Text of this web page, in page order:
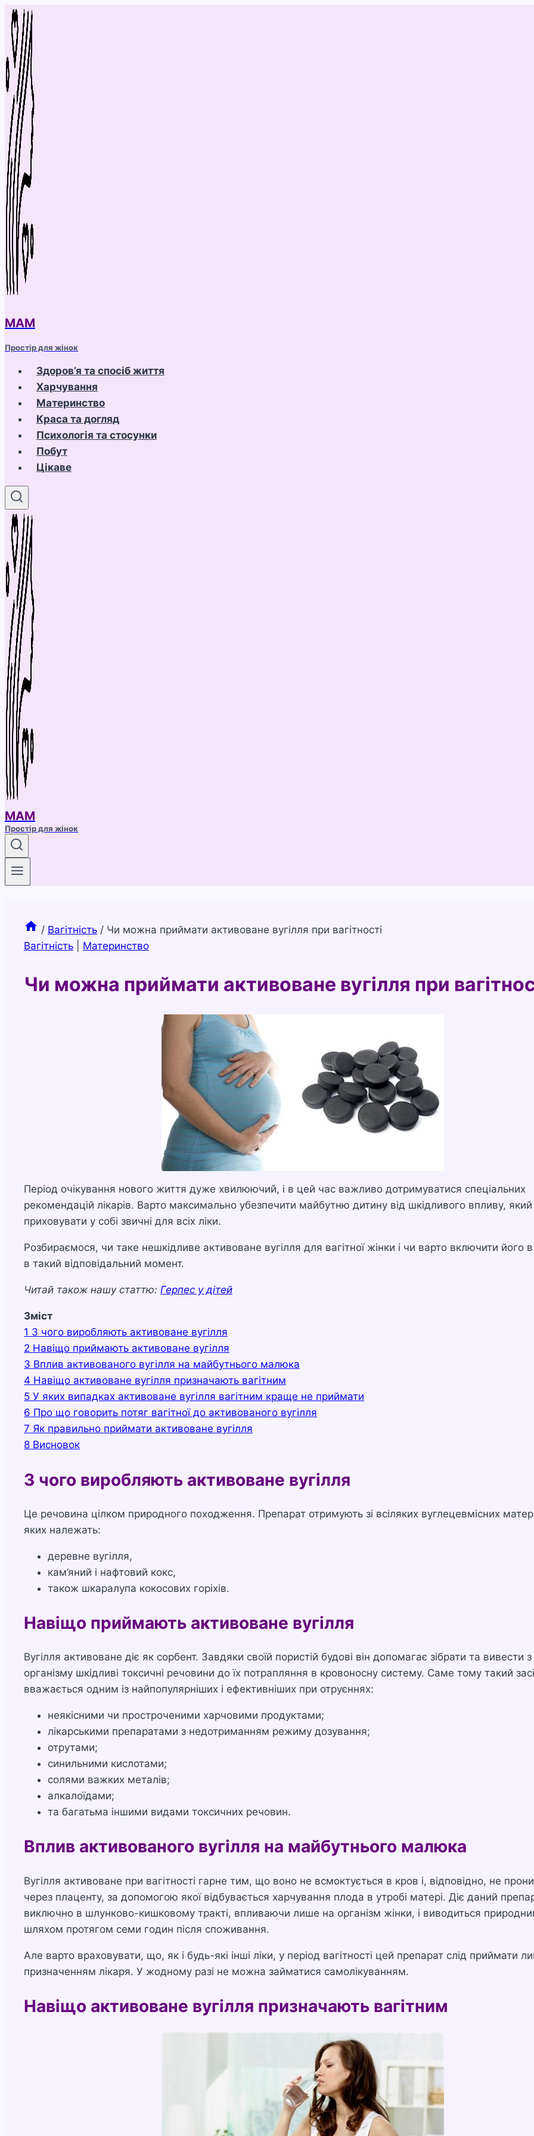
Перейти
до
вмісту
МАМ
Простір для жінок
Здоров’я та спосіб життя
Харчування
Материнство
Краса та догляд
Психологія та стосунки
Побут
Цікаве
МАМ
Простір для жінок
/ Вагітність / Чи можна приймати активоване вугілля при вагітності
Вагітність
Материнство
Чи можна приймати активоване вугілля при
Період очікування нового життя дуже хвилюючий, і в цей час важливо дотримуватися спеціальних
рекомендацій лікарів. Варто максимально убезпечити майбутню дитину від шкідливого впливу,
приховувати у собі звичні для всіх ліки.
Розбираємося, чи таке нешкідливе активоване вугілля для вагітної жінки і чи варто включити його
в такий відповідальний момент.
Читай також нашу статтю: Герпес у дітей
Зміст
1 З чого виробляють активоване вугілля
2 Навіщо приймають активоване вугілля
3 Вплив активованого вугілля на майбутнього малюка
4 Навіщо активоване вугілля призначають вагітним
5 У яких випадках активоване вугілля вагітним краще не приймати
6 Про що говорить потяг вагітної до активованого вугілля
7 Як правильно приймати активоване вугілля
8 Висновок
З чого виробляють активоване вугілля
Це речовина цілком природного походження. Препарат отримують зі всіляких вуглецевмісних
яких належать:
деревне вугілля,
кам’яний і нафтовий кокс,
також шкаралупа кокосових горіхів.
Навіщо приймають активоване вугілля
Вугілля активоване діє як сорбент. Завдяки своїй пористій будові він допомагає зібрати та вивести з
організму шкідливі токсичні речовини до їх потрапляння в кровоносну систему. Саме тому такий
вважається одним із найпопулярніших і ефективніших при отруєннях:
неякісними чи простроченими харчовими продуктами;
лікарськими препаратами з недотриманням режиму дозування;
отрутами;
синильними кислотами;
солями важких металів;
алкалоїдами;
та багатьма іншими видами токсичних речовин.
Вплив активованого вугілля на майбутнього малюка
Вугілля активоване при вагітності гарне тим, що воно не всмоктується в кров і, відповідно, не
через плаценту, за допомогою якої відбувається харчування плода в утробі матері. Діє даний
виключно в шлунково-кишковому тракті, впливаючи лише на організм жінки, і виводиться
шляхом протягом семи годин після споживання.
Але варто враховувати, що, як і будь-які інші ліки, у період вагітності цей препарат слід приймати
призначенням лікаря. У жодному разі не можна займатися самолікуванням.
Навіщо активоване вугілля призначають вагітним